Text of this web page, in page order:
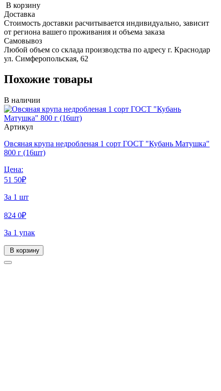
В корзину
Доставка
Стоимость доставки расчитывается индивидуально, зависит
от региона вашего проживания и объема заказа
Самовывоз
Любой объем со склада производства по адресу г. Краснодар
ул. Симферопольская, 62
Похожие товары
В наличии
Артикул
Овсяная крупа недробленая 1 сорт ГОСТ "Кубань Матушка"
800 г (16шт)
Цена:
51 50₽
За 1 шт
824 0₽
За 1 упак
В корзину